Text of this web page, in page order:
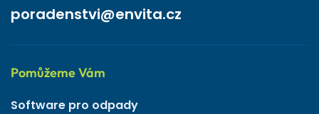
poradenstvi@envita.cz
Pomůžeme Vám
Software pro odpady